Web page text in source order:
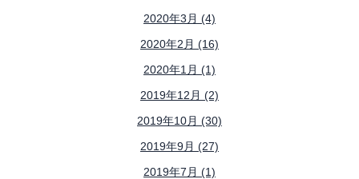
2020年3月 (4)
2020年2月 (16)
2020年1月 (1)
2019年12月 (2)
2019年10月 (30)
2019年9月 (27)
2019年7月 (1)